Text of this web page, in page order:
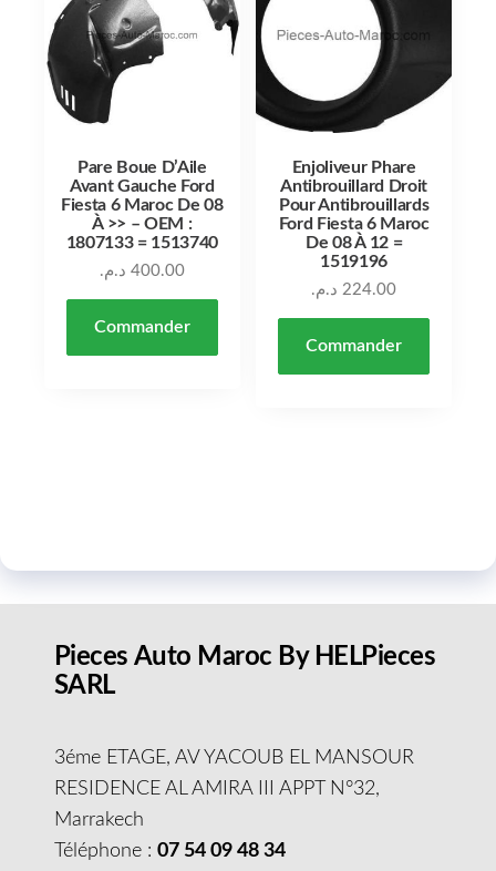
Pare Boue D’Aile
Avant Gauche Ford
Fiesta 6 Maroc De 08
À >> – OEM :
1807133 = 1513740
400.00 د.م.
Commander
Enjoliveur Phare
Antibrouillard Droit
Pour Antibrouillards
Ford Fiesta 6 Maroc
De 08 À 12 =
1519196
224.00 د.م.
Commander
Pieces Auto Maroc By HELPieces
SARL
3éme ETAGE, AV YACOUB EL MANSOUR
RESIDENCE AL AMIRA III APPT N°32,
Marrakech
Téléphone : 07 54 09 48 34